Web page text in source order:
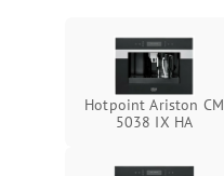
Hotpoint Ariston CM
5038 IX HA